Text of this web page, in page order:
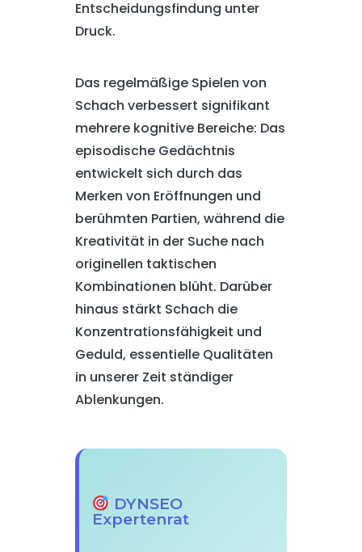
Entscheidungsfindung unter
Druck.
Das regelmäßige Spielen von
Schach verbessert signifikant
mehrere kognitive Bereiche: Das
episodische Gedächtnis
entwickelt sich durch das
Merken von Eröffnungen und
berühmten Partien, während die
Kreativität in der Suche nach
originellen taktischen
Kombinationen blüht. Darüber
hinaus stärkt Schach die
Konzentrationsfähigkeit und
Geduld, essentielle Qualitäten
in unserer Zeit ständiger
Ablenkungen.
DYNSEO
Expertenrat